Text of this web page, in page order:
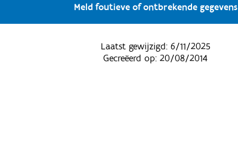
Meld foutieve of ontbrekende gegevens
Laatst gewijzigd: 6/11/2025
Gecreëerd op:20/08/2014